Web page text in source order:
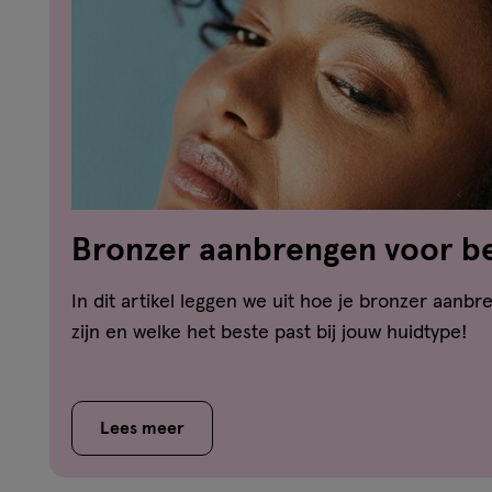
Bronzer aanbrengen voor
stappen
In dit artikel leggen we uit hoe je bronzer
zijn en welke het beste past bij jouw huidtype!
Lees meer